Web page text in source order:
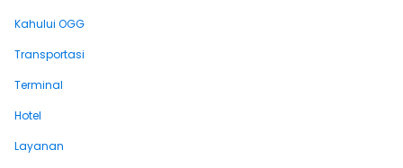
Kahului OGG
Transportasi
Terminal
Hotel
Layanan